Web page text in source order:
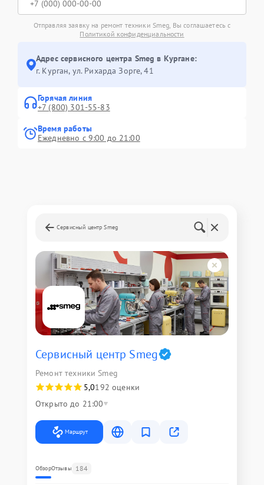
Отправляя заявку на ремонт техники Smeg, Вы соглашаетесь с
Политикой конфиденциальности
Адрес сервисного центра Smeg в Кургане:
г. Курган, ул. Рихарда Зорге, 41
Горячая линия
+7 (800) 301-55-83
Время работы
Ежедневно с 9:00 до 21:00
Сервисный центр Smeg
Сервисный центр Smeg
Ремонт техники Smeg
5,0192 оценки
Открыто до 21:00
Маршрут
ОбзорОтзывы 184